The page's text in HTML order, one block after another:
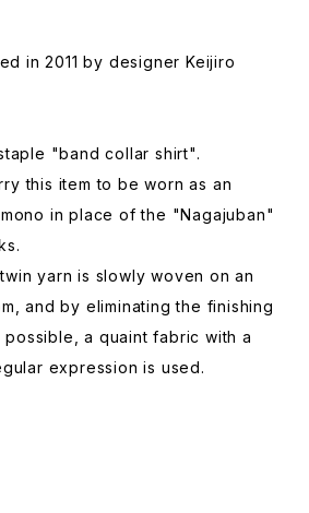
in 2011 by designer Keijiro
"band collar shirt".
this item to be worn as an
in place of the "Nagajuban"
yarn is slowly woven on an
and by eliminating the finishing
possible, a quaint fabric with a
expression is used.